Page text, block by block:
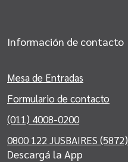
Información de contacto
Mesa de Entradas
Formulario de contacto
(011) 4008-0200
0800 122 JUSBAIRES (5872)
Descargá la App